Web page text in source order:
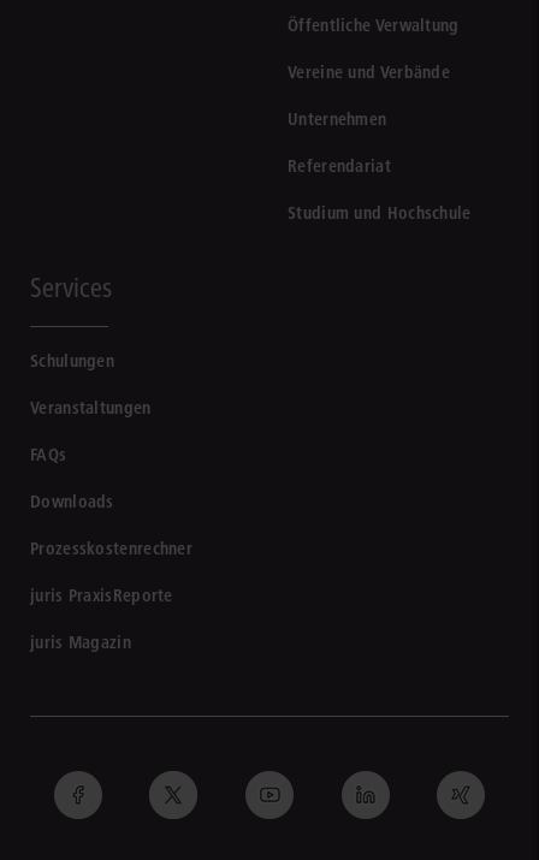
Öffentliche Verwaltung
Vereine und Verbände
Unternehmen
Referendariat
Studium und Hochschule
Services
Schulungen
Veranstaltungen
FAQs
Downloads
Prozesskostenrechner
juris PraxisReporte
juris Magazin